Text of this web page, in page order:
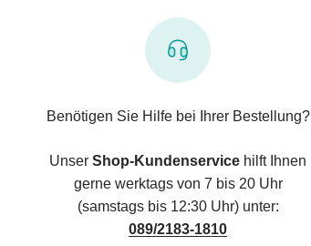
Benötigen Sie Hilfe bei Ihrer Bestellung?
Unser Shop-Kundenservice hilft Ihnen
gerne werktags von 7 bis 20 Uhr
(samstags bis 12:30 Uhr) unter:
089/2183-1810